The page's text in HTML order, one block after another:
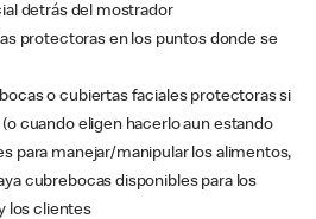
detrás del mostrador
protectoras en los puntos donde se
o cubiertas faciales protectoras si
cuando eligen hacerlo aun estando
para manejar/manipular los alimentos,
cubrebocas disponibles para los
los clientes